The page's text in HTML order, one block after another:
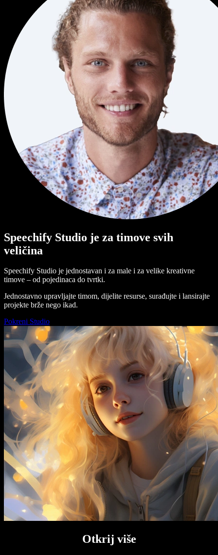
Speechify Studio je za timove svih
veličina
Speechify Studio je jednostavan i za male i za velike kreativne
timove – od pojedinaca do tvrtki.
Jednostavno upravljajte timom, dijelite resurse, surađujte i lansirajte
projekte brže nego ikad.
Pokreni Studio
Otkrij više